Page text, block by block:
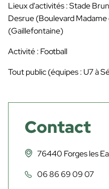
Lieux d'activités : Stade
Desrue (Boulevard
(Gaillefontaine)
Activité : Football
Tout public (équipes : U7 à
Contact
76440 Forges les
06 86 69 09 07